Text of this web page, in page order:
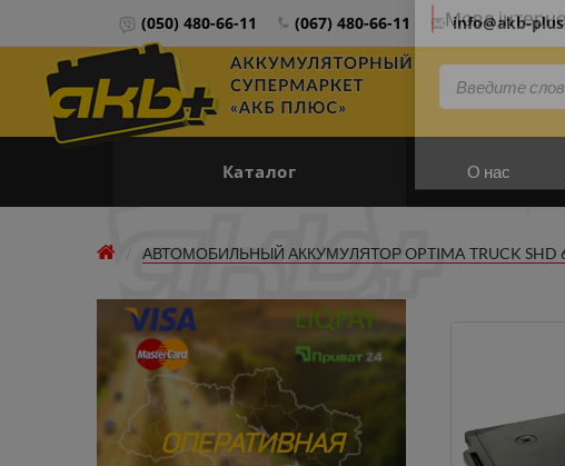
(050) 480-66-11 (067) 480-66-11 info@akb-
Каталог О нас
АВТОМОБИЛЬНЫЙ АККУМУЛЯТОР OPTIMA TRUCK SHD
ОПЕРАТИВНАЯ
Мова